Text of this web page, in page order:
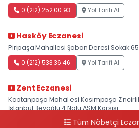
0 (212) 252 00 93 Yol Tarifi Al
Hasköy Eczanesi
Piripaşa Mahallesi Şaban Deresi Sokak 65
0 (212) 533 36 46 Yol Tarifi Al
Zent Eczanesi
Kaptanpaşa Mahallesi Kasımpaşa
İstanbul Beyoğlu 4 Nolu ASM Karşısı
0 (212) 297 96 92 Yol Tarifi Al
Tüm Nöbetçi